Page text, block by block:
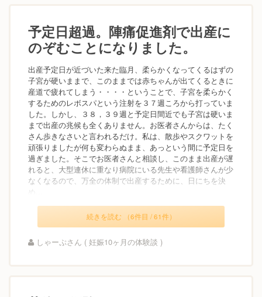
予定日超過。陣痛促進剤で出産に
のぞむことになりました。
出産予定日が近づいた来た臨月、柔らかくなってくるはずの
子宮が硬いままで、このままでは赤ちゃんが出てくるときに
産道で疲れてしまう・・・・ということで、子宮を柔らかく
するためのレボスパという注射を３７週ころから打っていま
した。しかし、３８，３９週と予定日間近でも子宮は硬いま
まで出産の兆候も全くありません。お医者さんからは、たく
さん歩きなさいと言われるだけ。私は、散歩やスクワットを
頑張りましたが何も変わらぬまま、あっという間に予定日を
過ぎました。そこでお医者さんと相談し、このまま出産が遅
れると、大型連休に重なり病院にいる先生や看護師さんが少
なくなるので、万全の体制で出産するために、日にちを決
め...
続きを読む （6件目 / 61件）
しゃーぷさん ( 妊娠10ヶ月の体験談 )